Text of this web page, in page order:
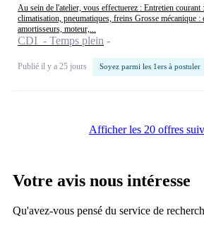
Au sein de l'atelier, vous effectuerez : Entretien courant
climatisation, pneumatiques, freins Grosse mécanique :
amortisseurs, moteur,...
CDI - Temps plein
Publié il y a 25 jours Soyez parmi les 1ers à postuler
Afficher les 20 offres
Votre avis nous intéresse
Qu'avez-vous pensé du service de